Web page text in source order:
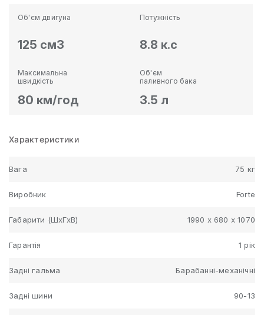
Об'єм двигуна
125 см3
Потужність
8.8 к.с
Максимальна
швидкість
80 км/год
Об'єм
паливного бака
3.5 л
Характеристики
Вага 75 кг
Виробник Forte
Габарити (ШхГхВ) 1990 х 680 х 1070
Гарантія 1 рік
Задні гальма Барабанні-механічні
Задні шини 90-13